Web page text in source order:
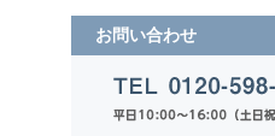
お問い合わせ